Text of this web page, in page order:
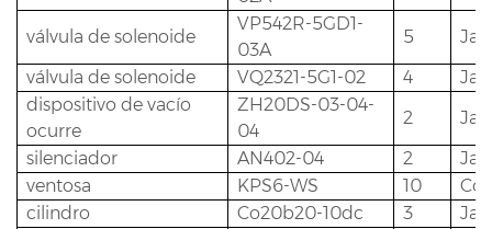
válvula de solenoide
VP542R-5GD1-
03A
5
válvula de solenoide
VQ2321-5G1-02 4
dispositivo de vacío
ocurre
ZH20DS-03-04-
04
2
silenciador
AN402-04 2
ventosa
KPS6-WS 10
cilindro
Co20b20-10dc 3